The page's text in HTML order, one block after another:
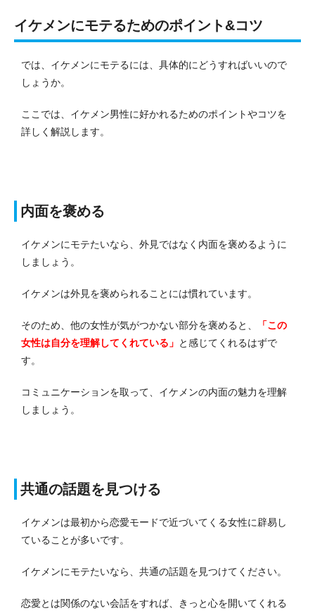
イケメンにモテるためのポイント&コツ
では、イケメンにモテるには、具体的にどうすればいいので
しょうか。
ここでは、イケメン男性に好かれるためのポイントやコツを
詳しく解説します。
内面を褒める
イケメンにモテたいなら、外見ではなく内面を褒めるように
しましょう。
イケメンは外見を褒められることには慣れています。
そのため、他の女性が気がつかない部分を褒めると、
「この
女性は自分を理解してくれている」 と感じてくれるはずで
す。
コミュニケーションを取って、イケメンの内面の魅力を理解
しましょう。
共通の話題を見つける
イケメンは最初から恋愛モードで近づいてくる女性に辟易し
ていることが多いです。
イケメンにモテたいなら、共通の話題を見つけてください。
恋愛とは関係のない会話をすれば、きっと心を開いてくれる